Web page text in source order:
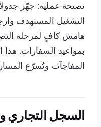
نصيحة عملية: جهّز
التشغيل المستهدف
هامش كافٍ لمرحلة
بمواعيد السفارات.
المفاجآت ويُسرّع
السجل التجاري